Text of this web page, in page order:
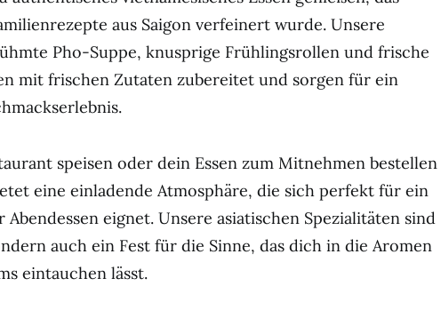
aus Saigon verfeinert wurde. Unsere
Pho-Suppe, knusprige Frühlingsrollen und frische
mit frischen Zutaten zubereitet und sorgen für ein
speisen oder dein Essen zum Mitnehmen bestellen
eine einladende Atmosphäre, die sich perfekt für ein
eignet. Unsere asiatischen Spezialitäten sind
auch ein Fest für die Sinne, das dich in die Aromen
eintauchen lässt.